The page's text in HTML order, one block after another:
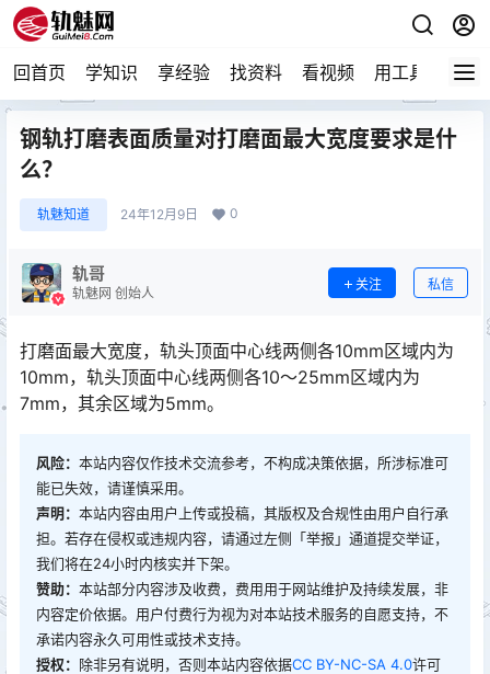
回首页 学知识 享经验 找资料 看视频 用工具 论技
钢轨打磨表面质量对打磨面最大宽度要求是什
么？
轨魅知道 24年12月9日 0
轨哥
轨魅网 创始人
关注 私信
打磨面最大宽度，轨头顶面中心线两侧各10mm区域内为
10mm，轨头顶面中心线两侧各10～25mm区域内为
7mm，其余区域为5mm。
风险： 本站内容仅作技术交流参考，不构成决策依据，所涉标准可
能已失效，请谨慎采用。
声明： 本站内容由用户上传或投稿，其版权及合规性由用户自行承
担。若存在侵权或违规内容，请通过左侧「举报」通道提交举证，
我们将在24小时内核实并下架。
赞助： 本站部分内容涉及收费，费用用于网站维护及持续发展，非
内容定价依据。用户付费行为视为对本站技术服务的自愿支持，不
承诺内容永久可用性或技术支持。
授权： 除非另有说明，否则本站内容依据CC BY-NC-SA 4.0许可